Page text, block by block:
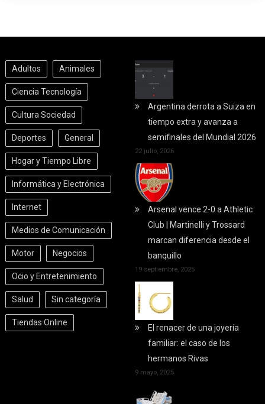
Adultos Animales
Ciencia Tecnología
Cultura Sociedad
Deportes General
Hogar y Tiempo Libre
Informática y Electrónica
Internet
Medios de Comunicación
Motor Negocios
Ocio y Entretenimiento
Salud Sin categoría
Tiendas Online
Argentina derrota a Suiza en
tiempo extra y avanza a
semifinales del Mundial 2026
22 julio, 2026
Arsenal vence 2-0 a Athletic
Club | Martinelli y Trossard
marcan diferencia desde el
banquillo
19 septiembre, 2025
El renacer de una joyería
familiar: el caso de los
hermanos Rivas
9 mayo, 2025